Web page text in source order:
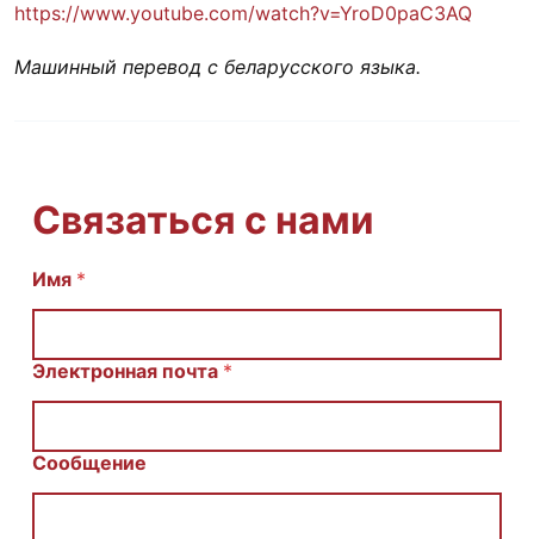
https://www.youtube.com/watch?v=YroD0paC3AQ
Машинный перевод с беларусского языка.
Связаться с нами
И
о
е
Имя *
Электронная почта *
Сообщение